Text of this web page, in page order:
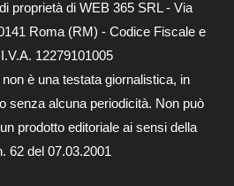
proprietà di WEB 365 SRL - Via
Roma (RM) - Codice Fiscale e
12279101005
è una testata giornalistica, in
senza alcuna periodicità. Non può
prodotto editoriale ai sensi della
62 del 07.03.2001